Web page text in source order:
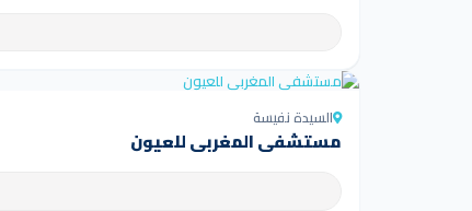
السيدة نفيسة
مستشفى المغربي للعيون